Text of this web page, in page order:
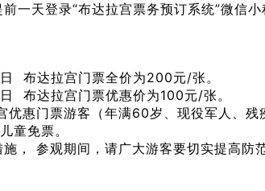
一天登录“布达拉宫票务预订系统”微信
布达拉宫门票全价为200元/张。
布达拉宫门票优惠价为100元/张。
惠门票游客（年满60岁、现役军人、残
免票。
， 参观期间，请广大游客要切实提高防